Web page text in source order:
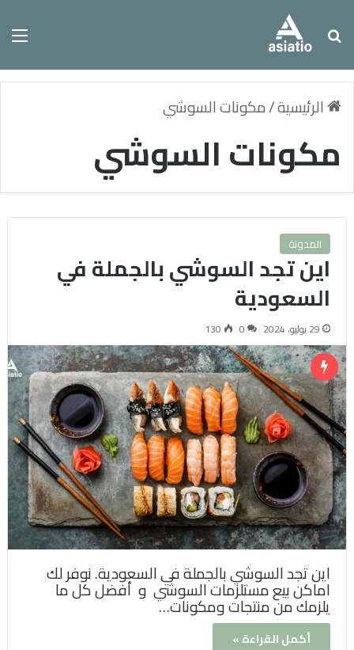
بحث عن
الرئيسية/مكونات السوشي
مكونات السوشي
المدونة
اين تجد السوشي بالجملة في
السعودية
29 يوليو، 2024 0
130
اين تجد السوشي بالجملة في السعودية. نوفر لك
اماكن بيع مستلزمات السوشي و أفضل كل ما
يلزمك من منتجات ومكونات…
أكمل القراءة »